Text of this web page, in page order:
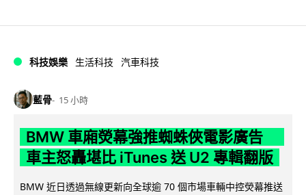
科技娛樂 生活科技 汽車科技
藍骨 15 小時
BMW 車廂熒幕強推蜘蛛俠電影廣告
車主怒轟堪比 iTunes 送 U2 專輯翻版
BMW 近日透過無線更新向全球逾 70 個市場車輛中控熒幕推送